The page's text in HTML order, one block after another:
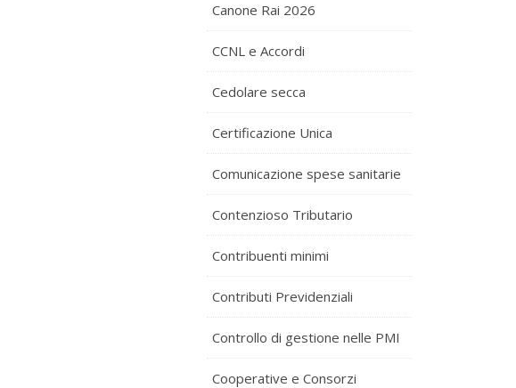
Canone Rai 2026
CCNL e Accordi
Cedolare secca
Certificazione Unica
Comunicazione spese sanitarie
Contenzioso Tributario
Contribuenti minimi
Contributi Previdenziali
Controllo di gestione nelle PMI
Cooperative e Consorzi